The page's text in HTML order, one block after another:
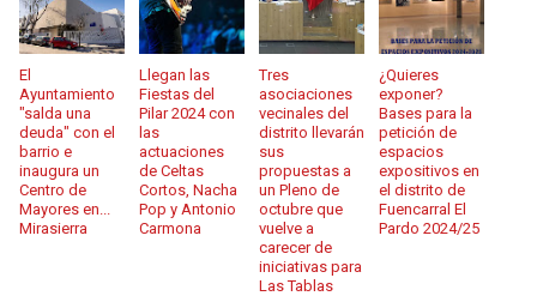
El
Ayuntamiento
"salda una
deuda" con el
barrio e
inaugura un
Centro de
Mayores en...
Mirasierra
Llegan las
Fiestas del
Pilar 2024 con
las
actuaciones
de Celtas
Cortos, Nacha
Pop y Antonio
Carmona
Tres
asociaciones
vecinales del
distrito llevarán
sus
propuestas a
un Pleno de
octubre que
vuelve a
carecer de
iniciativas para
Las Tablas
¿Quieres
exponer?
Bases para la
petición de
espacios
expositivos en
el distrito de
Fuencarral El
Pardo 2024/25